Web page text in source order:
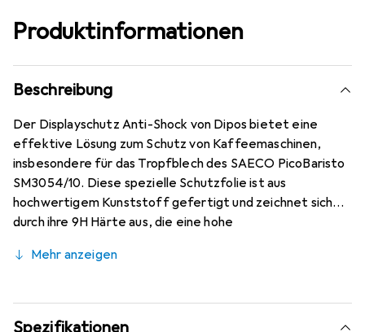
Produktinformationen
Beschreibung
Der Displayschutz Anti-Shock von Dipos bietet eine
effektive Lösung zum Schutz von Kaffeemaschinen,
insbesondere für das Tropfblech des SAECO PicoBaristo
SM3054/10. Diese spezielle Schutzfolie ist aus
hochwertigem Kunststoff gefertigt und zeichnet sich
durch ihre 9H Härte aus, die eine hohe
gewährleistet. Im Gegensatz zu herkömmlichem Glas
sicheren Wahl für den täglichen Gebrauch macht. Die
matte, antireflexive Oberfläche sorgt dafür, dass
Mehr anzeigen
Spezifikationen